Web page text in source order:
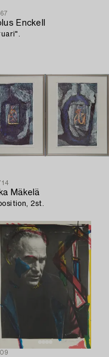
Enckell
Mäkelä
2st.